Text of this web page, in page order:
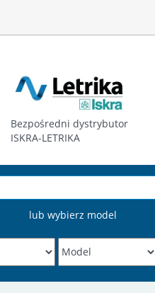
Bezpośredni dystrybutor
ISKRA-LETRIKA
lub wybierz model